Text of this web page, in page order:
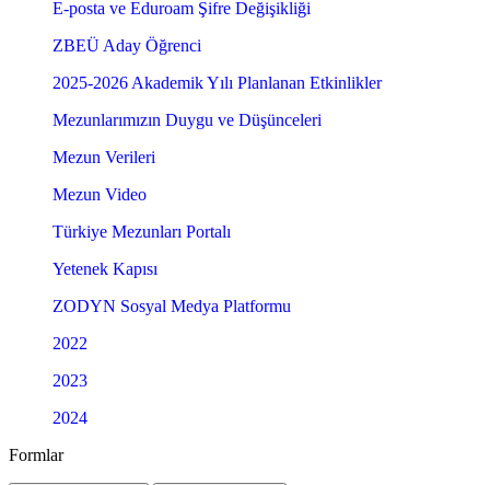
E-posta ve Eduroam Şifre Değişikliği
ZBEÜ Aday Öğrenci
2025-2026 Akademik Yılı Planlanan Etkinlikler
Mezunlarımızın Duygu ve Düşünceleri
Mezun Verileri
Mezun Video
Türkiye Mezunları Portalı
Yetenek Kapısı
ZODYN Sosyal Medya Platformu
2022
2023
2024
Formlar